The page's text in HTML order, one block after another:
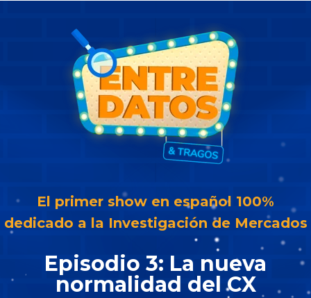
El primer show en español 100%
dedicado a la Investigación de Mercados
Episodio 3: La nueva
normalidad del CX